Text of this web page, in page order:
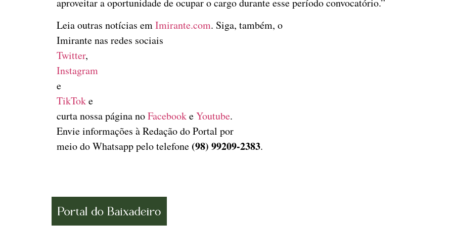
Leia outras notícias emImirante.com. Siga, também, o
Imirante nas redes sociais
Twitter,
Instagram
e
TikToke
curta nossa página noFacebookeYoutube.
Envie informações à Redação do Portal por
meio do Whatsapp pelo telefone (98) 99209-2383.